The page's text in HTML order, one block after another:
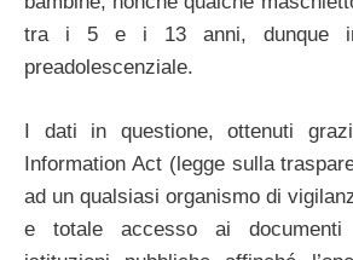
tra i 5 e i 13 anni, dunque
preadolescenziale.
I dati in questione, ottenuti
Information Act (legge sulla
ad un qualsiasi organismo di
e totale accesso ai documenti